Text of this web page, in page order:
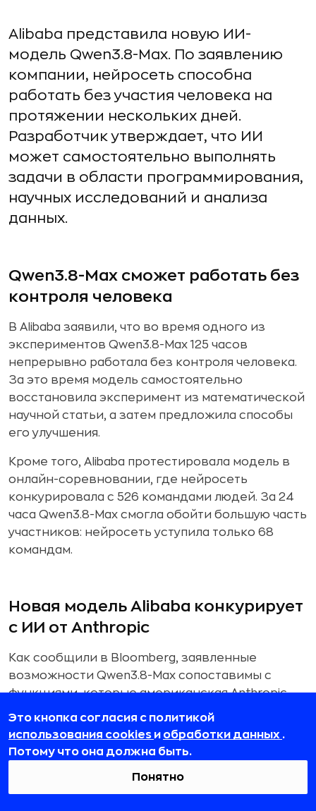
Alibaba представила новую ИИ-
модель Qwen3.8-Max. По заявлению
компании, нейросеть способна
работать без участия человека на
протяжении нескольких дней.
Разработчик утверждает, что ИИ
может самостоятельно выполнять
задачи в области программирования,
научных исследований и анализа
данных.
Qwen3.8-Max сможет работать без
контроля человека
В Alibaba заявили, что во время одного из
экспериментов Qwen3.8-Max 125 часов
непрерывно работала без контроля человека.
За это время модель самостоятельно
восстановила эксперимент из математической
научной статьи, а затем предложила способы
его улучшения.
Кроме того, Alibaba протестировала модель в
онлайн-соревновании, где нейросеть
конкурировала с 526 командами людей. За 24
часа Qwen3.8-Max смогла обойти большую часть
участников: нейросеть уступила только 68
командам.
Новая модель Alibaba конкурирует
с ИИ от Anthropic
Как сообщили в Bloomberg, заявленные
возможности Qwen3.8-Max сопоставимы с
функциями, которые американская Anthropic
развивает в своих моделях Claude.
Инструменты нейросети от Anthropic
позволяют самостоятельно анализировать
программный код, находить ошибки,
планировать исправления и выполнять
Это кнопка согласия с политикой
использования cookies и обработки данных .
Потому что она должна быть.
Понятно